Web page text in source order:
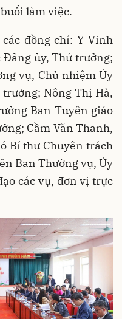
làm việc.
đồng chí: Y Vinh
Đảng ủy, Thứ trưởng;
vụ, Chủ nhiệm Ủy
Nông Thị Hà,
Ban Tuyên giáo
Cầm Văn Thanh,
Bí thư Chuyên trách
Ban Thường vụ, Ủy
các vụ, đơn vị trực